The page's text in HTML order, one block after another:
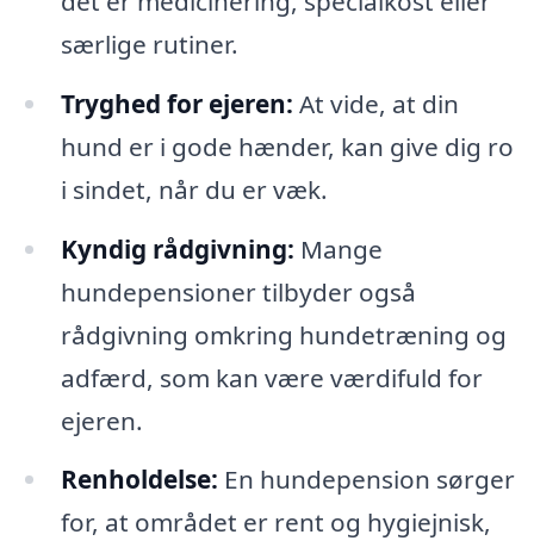
særlige rutiner.
Tryghed for ejeren: At vide, at din
hund er i gode hænder, kan give dig ro
i sindet, når du er væk.
Kyndig rådgivning: Mange
hundepensioner tilbyder også
rådgivning omkring hundetræning og
adfærd, som kan være værdifuld for
ejeren.
Renholdelse: En hundepension sørger
for, at området er rent og hygiejnisk,